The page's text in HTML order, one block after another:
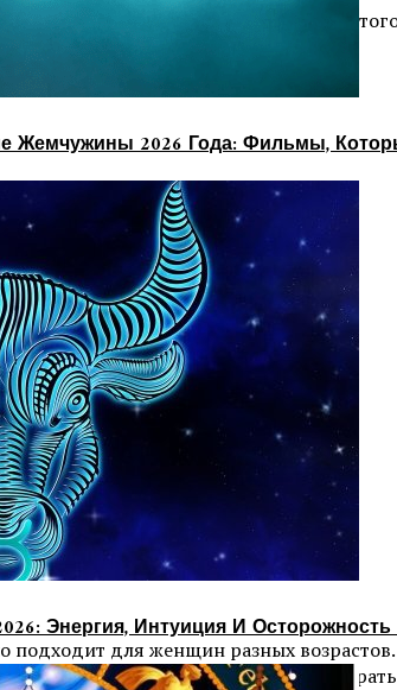
Жемчужины 2026 Года: Фильмы,
Энергия, Интуиция И
Чтобы придерживаться
подходит для женщин разных
позволяют дамам